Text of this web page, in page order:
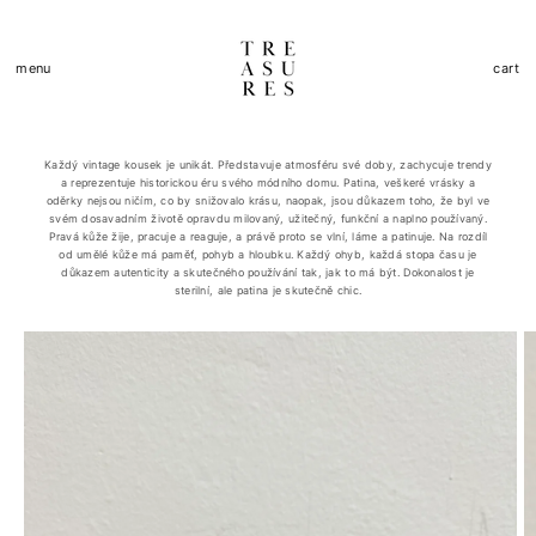
menu cart
Cart
Každý vintage kousek je unikát. Představuje atmosféru své doby, zachycuje trendy
a reprezentuje historickou éru svého módního domu. Patina, veškeré vrásky a
oděrky nejsou ničím, co by snižovalo krásu, naopak, jsou důkazem toho, že byl ve
svém dosavadním životě opravdu milovaný, užitečný, funkční a naplno používaný.
Pravá kůže žije, pracuje a reaguje, a právě proto se vlní, láme a patinuje. Na rozdíl
od umělé kůže má paměť, pohyb a hloubku. Každý ohyb, každá stopa času je
důkazem autenticity a skutečného používání tak, jak to má být. Dokonalost je
sterilní, ale patina je skutečně chic.
Skip to